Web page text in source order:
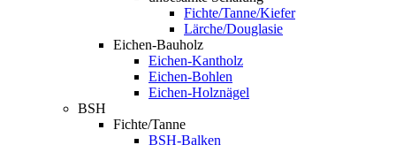
Fichte/Tanne/Kiefer
Lärche/Douglasie
Eichen-Bauholz
Eichen-Kantholz
Eichen-Bohlen
Eichen-Holznägel
BSH
Fichte/Tanne
BSH-Balken